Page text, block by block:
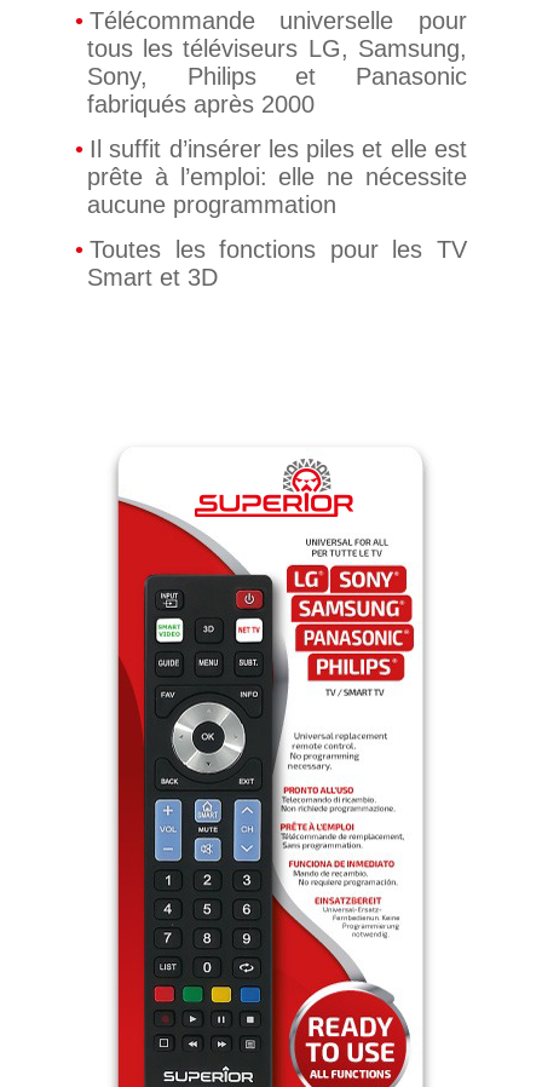
Télécommande universelle pour
tous les téléviseurs LG, Samsung,
Sony, Philips et Panasonic
fabriqués après 2000
Il suffit d’insérer les piles et elle est
prête à l’emploi: elle ne nécessite
aucune programmation
Toutes les fonctions pour les TV
Smart et 3D